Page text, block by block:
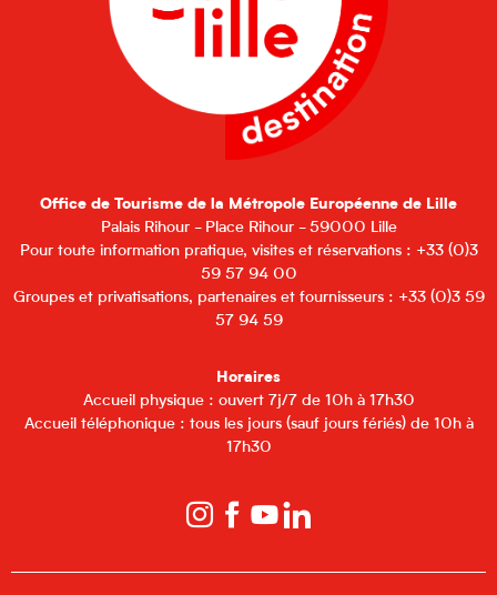
Office de Tourisme de la Métropole Européenne de Lille
Palais Rihour - Place Rihour - 59000 Lille
Pour toute information pratique, visites et réservations : +33 (0)3
59 57 94 00
Groupes et privatisations, partenaires et fournisseurs : +33 (0)3 59
57 94 59
Horaires
Accueil physique : ouvert 7j/7 de 10h à 17h30
Accueil téléphonique : tous les jours (sauf jours fériés) de 10h à
17h30